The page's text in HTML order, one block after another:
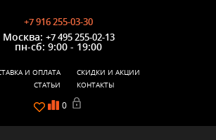
+7 916 255-03-30
Москва: +7 495 255-02-13
пн-сб: 9:00 - 19:00
0
И ОПЛАТА
СКИДКИ И АКЦИИ
СТАТЬИ
КОНТАКТЫ